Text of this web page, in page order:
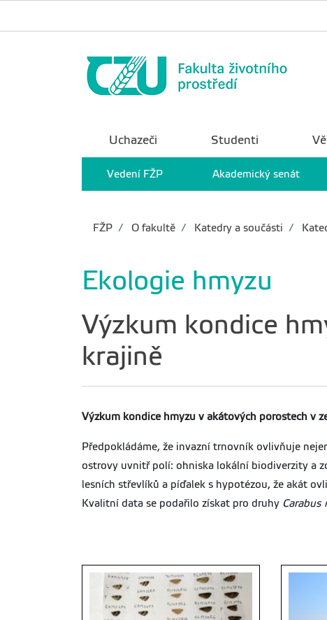
Uchazeči Studenti
Vedení FŽP Akademický senát
FŽP O fakultě Katedry a součásti
Ekologie hmyzu
Výzkum kondice
krajině
Výzkum kondice hmyzu v akátových porostech v
Předpokládáme, že invazní trnovník ovlivňuje
ostrovy uvnitř polí: ohniska lokální biodiverzity a
lesních střevlíků a píďalek s hypotézou, že akát
Kvalitní data se podařilo získat pro druhy Carabus